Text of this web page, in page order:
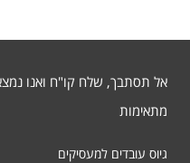
אל תסתבך, שלח קו"ח ואנו
מתאימות
גיוס עובדים למעסיקים